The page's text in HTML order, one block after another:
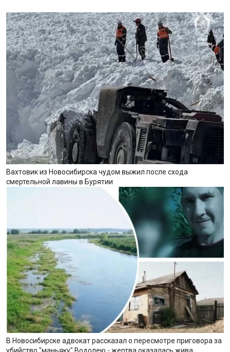
Вахтовик из Новосибирска чудом выжил после схода
смертельной лавины в Бурятии
В Новосибирске адвокат рассказал о пересмотре приговора за